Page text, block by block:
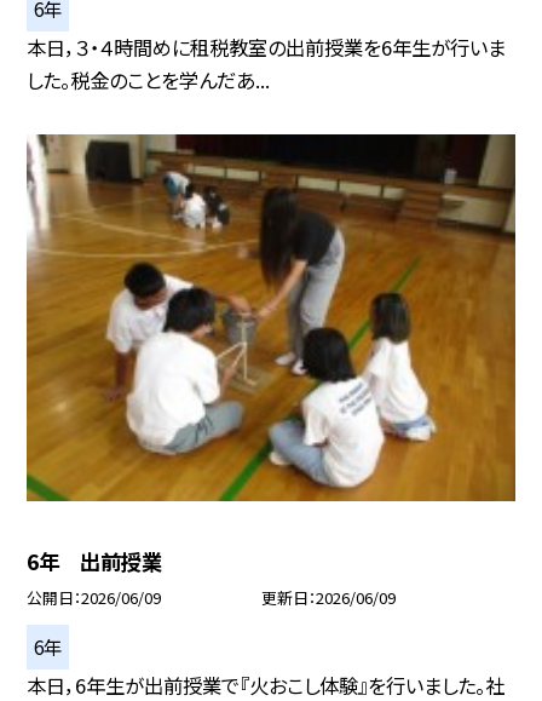
6年
本日，３・４時間めに租税教室の出前授業を6年生が行いま
した。税金のことを学んだあ...
6年 出前授業
公開日 2026/06/09 更新日 2026/06/09
6年
本日，6年生が出前授業で『火おこし体験』を行いました。社